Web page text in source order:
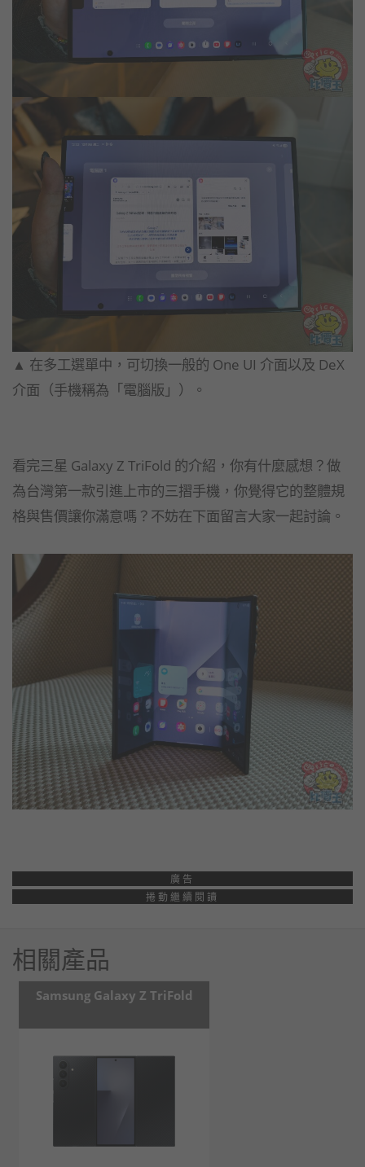
▲ 在多工選單中，可切換一般的 One UI 介面以及 DeX
介面（手機稱為「電腦版」）。
看完三星 Galaxy Z TriFold 的介紹，你有什麼感想？做
為台灣第一款引進上市的三摺手機，你覺得它的整體規
格與售價讓你滿意嗎？不妨在下面留言大家一起討論。
廣告
捲動繼續閱讀
相關產品
Samsung Galaxy Z TriFold